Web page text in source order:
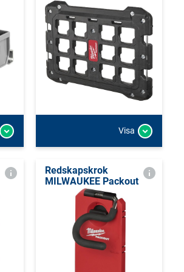
Visa
Redskapskrok
MILWAUKEE Packout